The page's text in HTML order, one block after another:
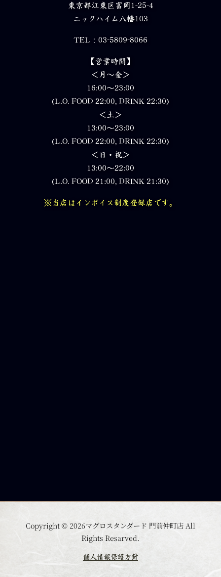
東京都江東区富岡1-25-4
ニックハイム八幡103
TEL：03-5809-8066
【営業時間】
＜月～金＞
16:00～23:00
(L.O. FOOD 22:00, DRINK 22:30)
＜土＞
13:00～23:00
(L.O. FOOD 22:00, DRINK 22:30)
＜日・祝＞
13:00～22:00
(L.O. FOOD 21:00, DRINK 21:30)
※当店はインボイス制度登録店です。
Copyright © 2026マグロスタンダード 門前仲町店 All
Rights Resarved.
個人情報保護方針